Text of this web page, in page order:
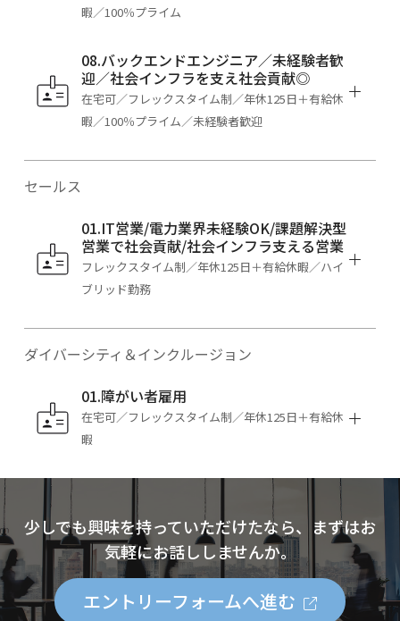
暇／100％プライム
08.バックエンドエンジニア／未経験者歓
迎／社会インフラを支え社会貢献◎
在宅可／フレックスタイム制／年休125日＋有給休
暇／100％プライム／未経験者歓迎
セールス
01.IT営業/電力業界未経験OK/課題解決型
営業で社会貢献/社会インフラ支える営業
フレックスタイム制／年休125日＋有給休暇／ハイ
ブリッド勤務
ダイバーシティ＆インクルージョン
01.障がい者雇用
在宅可／フレックスタイム制／年休125日＋有給休
暇
少しでも興味を持っていただけたなら、まずはお
気軽にお話ししませんか。
エントリーフォームへ進む